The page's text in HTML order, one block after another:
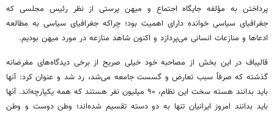
پرداختن به مؤلفه جایگاه اجتماع و میهن پرستی از نظر رئیس مجلسی که
جغرافیای سیاسی خوانده دارای اهمیت بود؛ چراکه جغرافیای سیاسی به مطالعه
ادعاها و منازعات انسانی می‌پردازد و اکنون شاهد منازعه در مورد میهن بودیم.
قالیباف در این بخش از مصاحبه خود خیلی صریح از برخی دیدگاه‌های مغرضانه
گذشته که صرفاً سبب تعارض و گسست جامعه می‌شد، رد شد و عنوان کرد: آنها
باید بدانند هسته سخت این نظام، ۹۰ میلیون نفر هستند که همه یکپارچه‌اند. آنها
باید بدانند امروز ایرانیان تنها به دو دسته تقسیم شده‌اند؛ وطن دوست و وطن